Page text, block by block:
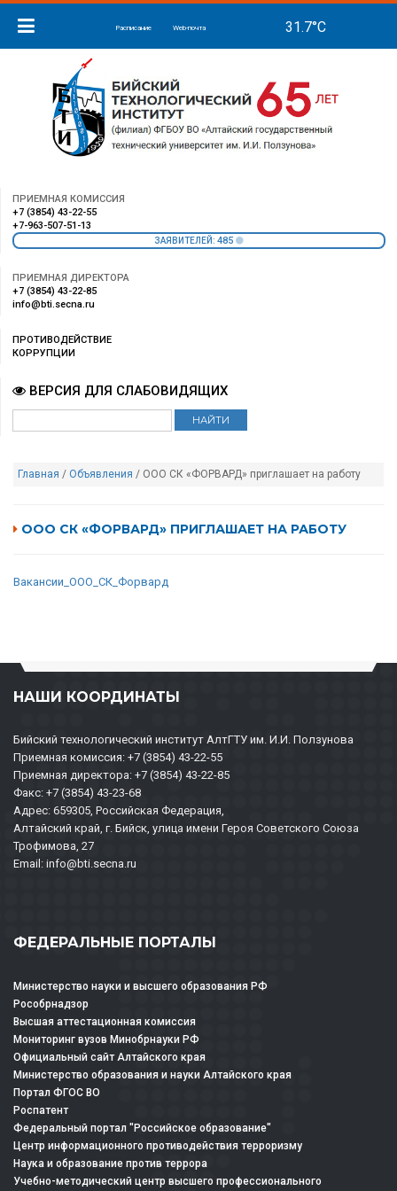
Расписание Web-почта
ПРИЕМНАЯ КОМИССИЯ
+7 (3854) 43-22-55
+7-963-507-51-13
ЗАЯВИТЕЛЕЙ: 485
ПРИЕМНАЯ ДИРЕКТОРА
+7 (3854) 43-22-85
info@bti.secna.ru
ПРОТИВОДЕЙСТВИЕ
КОРРУПЦИИ
ВЕРСИЯ ДЛЯ СЛАБОВИДЯЩИХ
Главная / Объявления / ООО СК «ФОРВАРД» приглашает на работу
ООО СК «ФОРВАРД» ПРИГЛАШАЕТ НА РАБОТУ
Вакансии_ООО_СК_Форвард
НАШИ КООРДИНАТЫ
Бийский технологический институт АлтГТУ им. И.И. Ползунова
Приемная комиссия: +7 (3854) 43-22-55
Приемная директора: +7 (3854) 43-22-85
Факс: +7 (3854) 43-23-68
Адрес: 659305, Российская Федерация,
Алтайский край, г. Бийск, улица имени Героя Советского Союза
Трофимова, 27
Email: info@bti.secna.ru
ФЕДЕРАЛЬНЫЕ ПОРТАЛЫ
Министерство науки и высшего образования РФ
Рособрнадзор
Высшая аттестационная комиссия
Мониторинг вузов Минобрнауки РФ
Официальный сайт Алтайского края
Министерство образования и науки Алтайского края
Портал ФГОС ВО
Роспатент
Федеральный портал "Российское образование"
Центр информационного противодействия терроризму
Наука и образование против террора
Учебно-методический центр высшего профессионального